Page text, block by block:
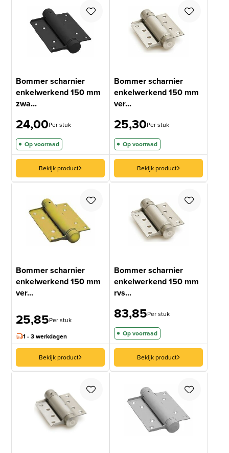
Bommer scharnier
enkelwerkend 150 mm
zwa...
24,00Per stuk
Op voorraad
Bekijk product
Bommer scharnier
enkelwerkend 150 mm
ver...
25,30Per stuk
Op voorraad
Bekijk product
Bommer scharnier
enkelwerkend 150 mm
ver...
25,85Per stuk
1 - 3 werkdagen
Bekijk product
Bommer scharnier
enkelwerkend 150 mm
rvs...
83,85Per stuk
Op voorraad
Bekijk product